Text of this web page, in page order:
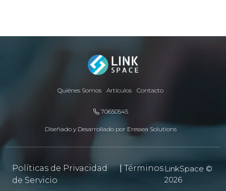
Quiénes Somos Artículos Contacto
70650545
Diseñado y Desarrollado por Eressea Solutions
Políticas de Privacidad |Términos
de Servicio
LinkSpace ©
2026